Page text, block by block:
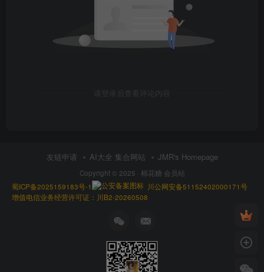
请登录后查看评论内容
友链申请 AI大全 集合网站 JMR's Homepage
Copyright © 2025 · 棉花糖 会员站
蜀ICP备2025159183号-1
川公网安备51152402000171号
增值电信业务经营许可证：川B2-20260508